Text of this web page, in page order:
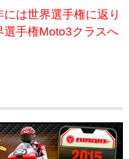
は世界選手権に返り
手権Moto3クラスへ